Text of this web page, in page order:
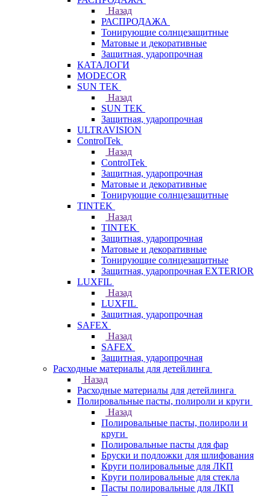
Назад
РАСПРОДАЖА
Тонирующие солнцезащитные
Матовые и декоративные
Защитная, ударопрочная
КАТАЛОГИ
MODECOR
SUN TEK
Назад
SUN TEK
Защитная, ударопрочная
ULTRAVISION
ControlTek
Назад
ControlTek
Защитная, ударопрочная
Матовые и декоративные
Тонирующие солнцезащитные
TINTEK
Назад
TINTEK
Защитная, ударопрочная
Матовые и декоративные
Тонирующие солнцезащитные
Защитная, ударопрочная EXTERIOR
LUXFIL
Назад
LUXFIL
Защитная, ударопрочная
SAFEX
Назад
SAFEX
Защитная, ударопрочная
Расходные материалы для детейлинга
Назад
Расходные материалы для детейлинга
Полировальные пасты, полироли и круги
Назад
Полировальные пасты, полироли и
круги
Полировальные пасты для фар
Бруски и подложки для шлифования
Круги полировальные для ЛКП
Круги полировальные для стекла
Пасты полировальные для ЛКП